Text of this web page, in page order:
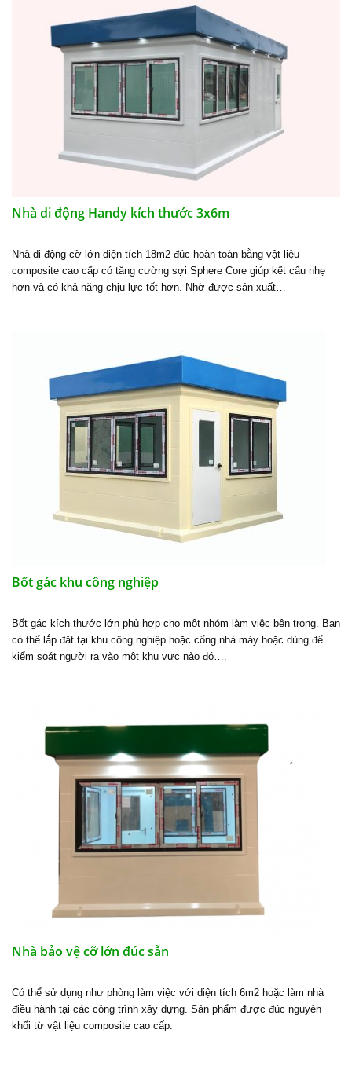
Nhà di động Handy kích thước 3x6m
Nhà di động cỡ lớn diện tích 18m2 đúc hoàn toàn bằng vật liệu
composite cao cấp có tăng cường sợi Sphere Core giúp kết cấu nhẹ
hơn và có khả năng chịu lực tốt hơn. Nhờ được sản xuất…
Bốt gác khu công nghiệp
Bốt gác kích thước lớn phù hợp cho một nhóm làm việc bên trong. Bạn
có thể lắp đặt tại khu công nghiệp hoặc cổng nhà máy hoặc dùng để
kiểm soát người ra vào một khu vực nào đó….
Nhà bảo vệ cỡ lớn đúc sẵn
Có thể sử dụng như phòng làm việc với diện tích 6m2 hoặc làm nhà
điều hành tại các công trình xây dựng. Sản phẩm được đúc nguyên
khối từ vật liệu composite cao cấp.